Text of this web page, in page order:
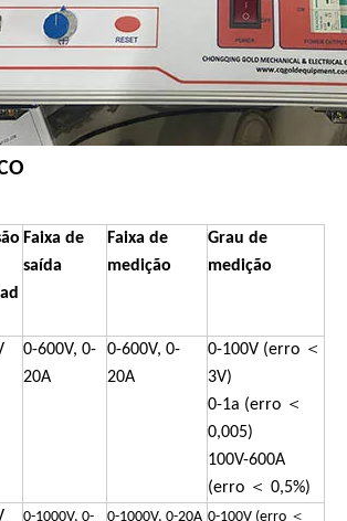
Faixa de
saída
Faixa de
medição
Grau de
medição
0-600V, 0-
20A
0-600V, 0-
20A
0-100V (erro ＜
3V)
0-1a (erro ＜
0,005)
100V-600A
(erro ＜ 0,5%)
0-1000V, 0- 0-1000V, 0-20A 0-100V (erro ＜